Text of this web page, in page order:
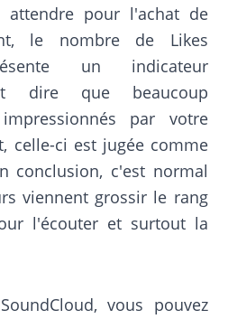
attendre pour l'achat de
le nombre de Likes
un indicateur
dire que beaucoup
par votre
celle-ci est jugée comme
conclusion, c'est normal
viennent grossir le rang
l'écouter et surtout la
vous pouvez